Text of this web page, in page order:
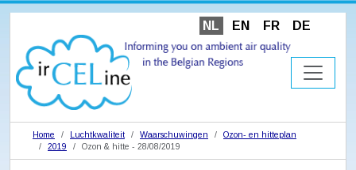
NL EN FR DE
Home Luchtkwaliteit Waarschuwingen
Ozon- en hitteplan
2019
Ozon & hitte - 28/08/2019